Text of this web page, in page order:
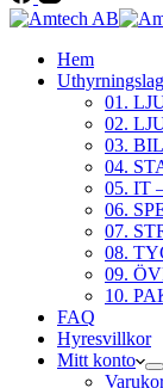
Hem
01.
02.
03.
04.
05. IT
06.
07.
08.
09.
10.
FAQ
Hyresvillkor
Mitt konto